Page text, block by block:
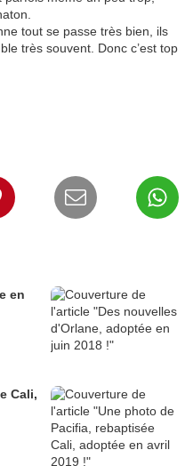
tout se passe très bien, ils
très souvent. Donc c’est top
en
Cali,